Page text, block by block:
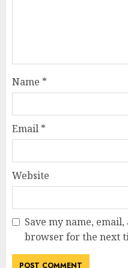
Name *
Email *
Website
Save my name,
browser for the next